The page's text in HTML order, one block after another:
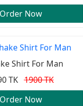
Order Now
Shirt For Man
TK 1900 TK
Order Now